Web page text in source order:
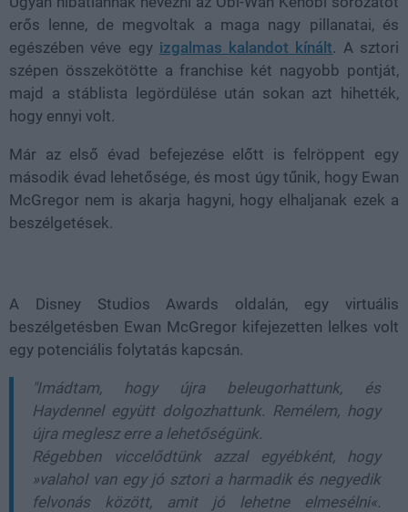
erős lenne, de megvoltak a maga nagy pillanatai, és
egészében véve egy izgalmas kalandot kínált. A sztori
szépen összekötötte a franchise két nagyobb pontját,
majd a stáblista legördülése után sokan azt hihették,
hogy ennyi volt.
Már az első évad befejezése előtt is felröppent egy
második évad lehetősége, és most úgy tűnik, hogy Ewan
McGregor nem is akarja hagyni, hogy elhaljanak ezek a
beszélgetések.
A Disney Studios Awards oldalán, egy virtuális
beszélgetésben Ewan McGregor kifejezetten lelkes volt
egy potenciális folytatás kapcsán.
"Imádtam, hogy újra beleugorhattunk, és
Haydennel együtt dolgozhattunk. Remélem, hogy
újra meglesz erre a lehetőségünk.
Régebben viccelődtünk azzal egyébként, hogy
»valahol van egy jó sztori a harmadik és negyedik
felvonás között, amit jó lehetne elmesélni«.